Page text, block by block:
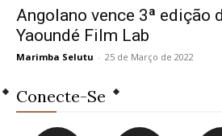
Angolano vence 3ª edição
Yaoundé Film Lab
Marimba Selutu - 25 de Março de 2022
Conecte-Se